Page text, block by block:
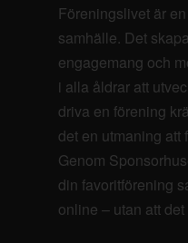
Föreningslivet är
samhälle. Det
engagemang och
i alla åldrar att
driva en förening
det en utmaning att
Genom
din favoritförening
online – utan att